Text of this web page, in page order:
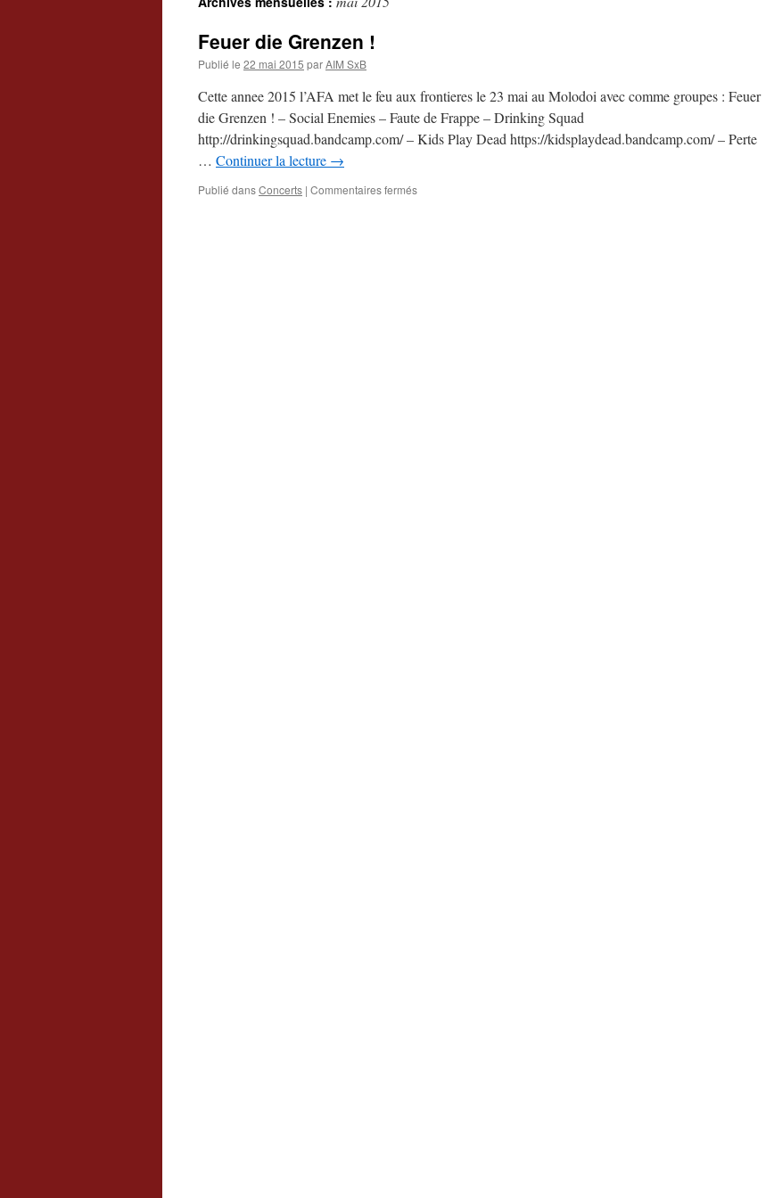
Feuer die Grenzen !
Publié le 22 mai 2015 parAIM SxB
Cette annee 2015 l’AFA met le feu aux frontieres le 23 mai au Molodoi avec comme groupes : Feuer
die Grenzen ! – Social Enemies – Faute de Frappe – Drinking Squad
http://drinkingsquad.bandcamp.com/ – Kids Play Dead https://kidsplaydead.bandcamp.com/ – Perte
… Continuer la lecture →
Publié dansConcerts | Commentaires ferméssur